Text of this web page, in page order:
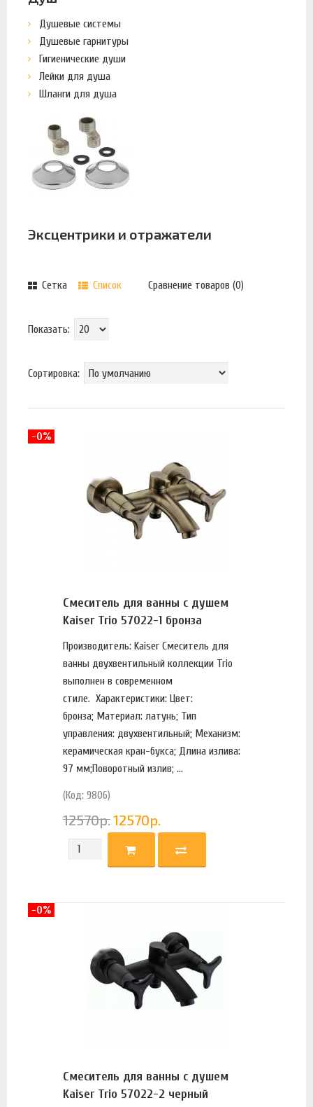
Душевые системы
Душевые гарнитуры
Гигиенические души
Лейки для душа
Шланги для душа
Эксцентрики и отражатели
Сетка Список Сравнение товаров (0)
Показать:
Сортировка:
Смеситель для ванны с душем
Kaiser Trio 57022-1 бронза
Производитель: Kaiser Смеситель для
ванны двухвентильный коллекции Trio
выполнен в современном
стиле. Характеристики: Цвет:
бронза; Материал: латунь; Тип
управления: двухвентильный; Механизм:
керамическая кран-букса; Длина излива:
97 мм;Поворотный излив; ...
(Код: 9806)
12570р.12570р.
-0%
Смеситель для ванны с душем
Kaiser Trio 57022-2 черный
-0%